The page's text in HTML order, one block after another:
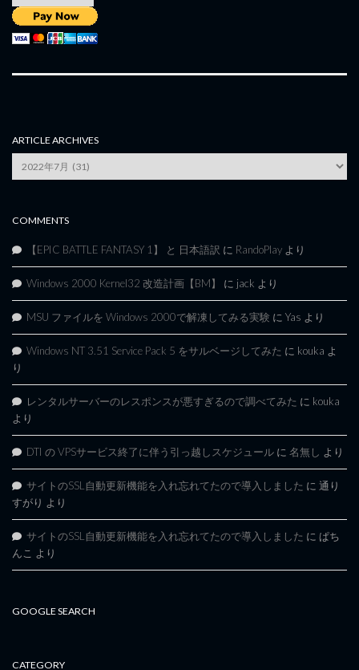
ARTICLE ARCHIVES
Archives
COMMENTS
【EPIC BATTLE FANTASY 1】 と 日本語訳 に RandoPlay より
Windows 2000 Kernel32 改造計画【BM】 に jack より
MSU ファイルを Windows 2000で解凍してみる実験 に Yas より
Windows NT 3.51 Service Pack 5 をサルベージしてみた に kouka よ
り
レンタルサーバーのレスポンスが悪すぎるので調べてみた に kouka
より
DTI の VPSサービス終了に伴う引っ越しスケジュール に 名無し より
サイトのSSL自動更新機能を入れ忘れてたので導入しました に 通り
すがり より
サイトのSSL自動更新機能を入れ忘れてたので導入しました に ぱち
んこ より
GOOGLE SEARCH
CATEGORY